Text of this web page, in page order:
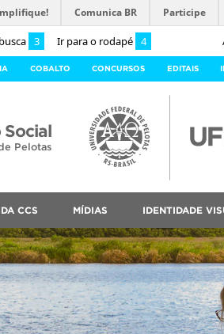
3 Ir para o rodapé 4
Comunica BR Participe
COBALTO CONCURSOS EDITAIS
Social
Pelotas
CCS MÍDIAS IDENTIDADE